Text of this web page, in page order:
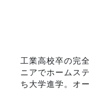
工業高校卒の完
ニアでホームス
ち大学進学。オ